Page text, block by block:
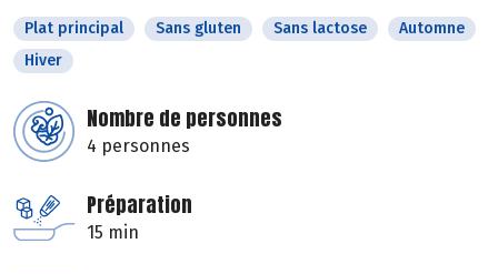
Plat principal Sans gluten Sans lactose
Automne
Hiver
Nombre de personnes
4 personnes
Préparation
15 min